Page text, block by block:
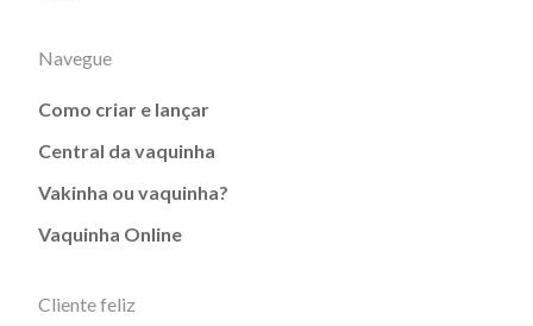
Navegue
Como criar e lançar
Central da vaquinha
Vakinha ou vaquinha?
Vaquinha Online
Cliente feliz